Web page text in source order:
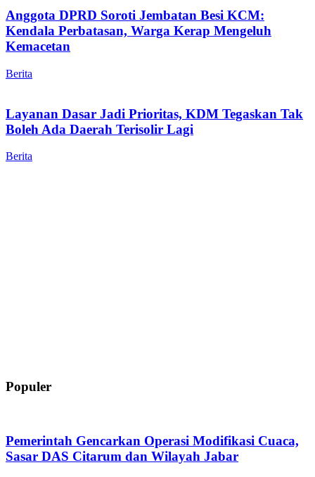
Anggota DPRD Soroti Jembatan Besi KCM:
Kendala Perbatasan, Warga Kerap Mengeluh
Kemacetan
Berita
Layanan Dasar Jadi Prioritas, KDM Tegaskan Tak
Boleh Ada Daerah Terisolir Lagi
Berita
Populer
Pemerintah Gencarkan Operasi Modifikasi Cuaca,
Sasar DAS Citarum dan Wilayah Jabar